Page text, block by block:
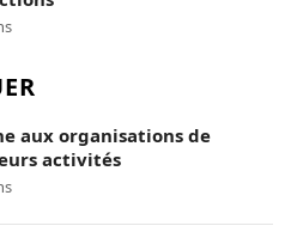
aux organisations de
activités